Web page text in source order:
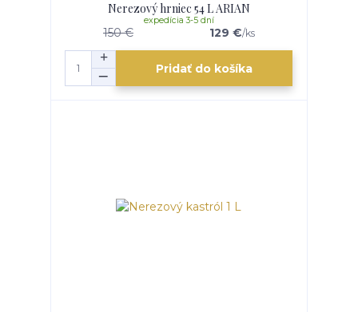
Nerezový hrniec 54 L ARIAN
150 € 129 €/ks
expedícia 3-5 dní
Pridať do košíka